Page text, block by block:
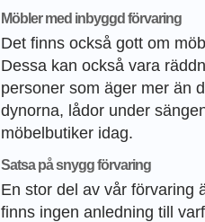
Möbler med inbyggd förvaring
Det finns också gott om
Dessa kan också vara
personer som äger mer än
dynorna, lådor under
möbelbutiker idag.
Satsa på snygg förvaring
En stor del av vår förvaring
finns ingen anledning till